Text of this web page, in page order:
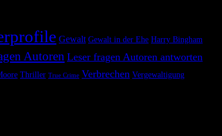
Gewalt Gewalt in der Ehe Harry Bingham
Autoren Leser fragen Autoren antworten
Thriller True Crime Verbrechen Vergewaltigung